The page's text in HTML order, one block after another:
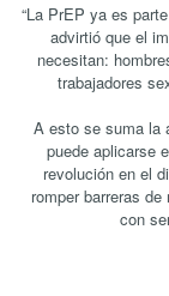
“La PrEP ya es
advirtió que el
necesitan:
trabajadores
A esto se suma la
puede aplicarse
revolución en el
romper barreras
con